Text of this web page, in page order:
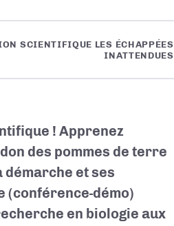
SCIENTIFIQUE LES ÉCHAPPÉES
INATTENDUES
! Apprenez
des pommes de terre
démarche et ses
(conférence-démo)
en biologie aux